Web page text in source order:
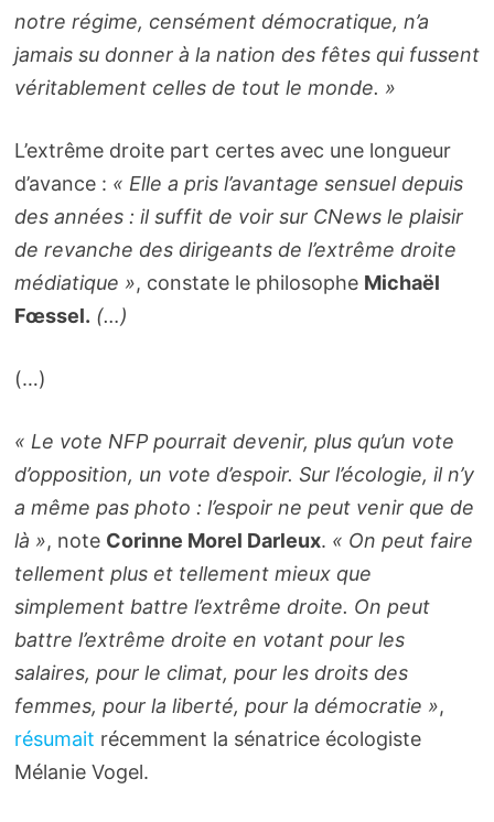
notre régime, censément démocratique, n’a
jamais su donner à la nation des fêtes qui fussent
véritablement celles de tout le monde. »
L’extrême droite part certes avec une longueur
d’avance : « Elle a pris l’avantage sensuel depuis
des années : il suffit de voir sur CNews le plaisir
de revanche des dirigeants de l’extrême droite
médiatique », constate le philosophe Michaël
Fœssel. (…)
(…)
« Le vote NFP pourrait devenir, plus qu’un vote
d’opposition, un vote d’espoir. Sur l’écologie, il n’y
a même pas photo : l’espoir ne peut venir que de
là », note Corinne Morel Darleux. « On peut faire
tellement plus et tellement mieux que
simplement battre l’extrême droite. On peut
battre l’extrême droite en votant pour les
salaires, pour le climat, pour les droits des
femmes, pour la liberté, pour la démocratie »,
résumait récemment la sénatrice écologiste
Mélanie Vogel.